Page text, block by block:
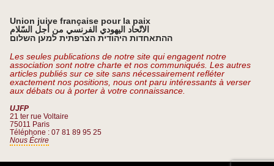
Union juive française pour la paix
الاتّحاد اليهودي الفرنسي من أجل السّلام
ההתאחדות היהודית הצרפתית למען השלום
Les seules publications de notre site qui engagent notre
association sont notre charte et nos communiqués. Les autres
articles publiés sur ce site sans nécessairement refléter
exactement nos positions, nous ont paru intéressants à verser
aux débats ou à porter à votre connaissance.
UJFP
21 ter rue Voltaire
75011 Paris
Téléphone : 07 81 89 95 25
Nous Écrire